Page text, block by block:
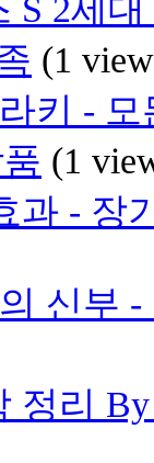
S 2세
(1
키 -
(1
과 - 장
신부
정리